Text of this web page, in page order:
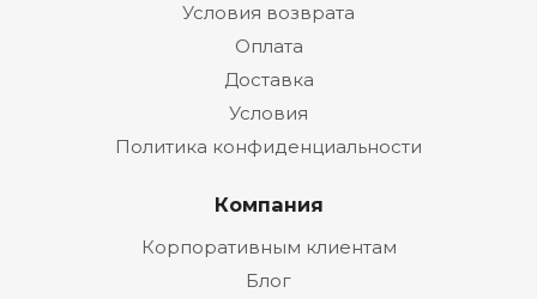
Условия возврата
Оплата
Доставка
Условия
Политика конфиденциальности
Компания
Корпоративным клиентам
Блог